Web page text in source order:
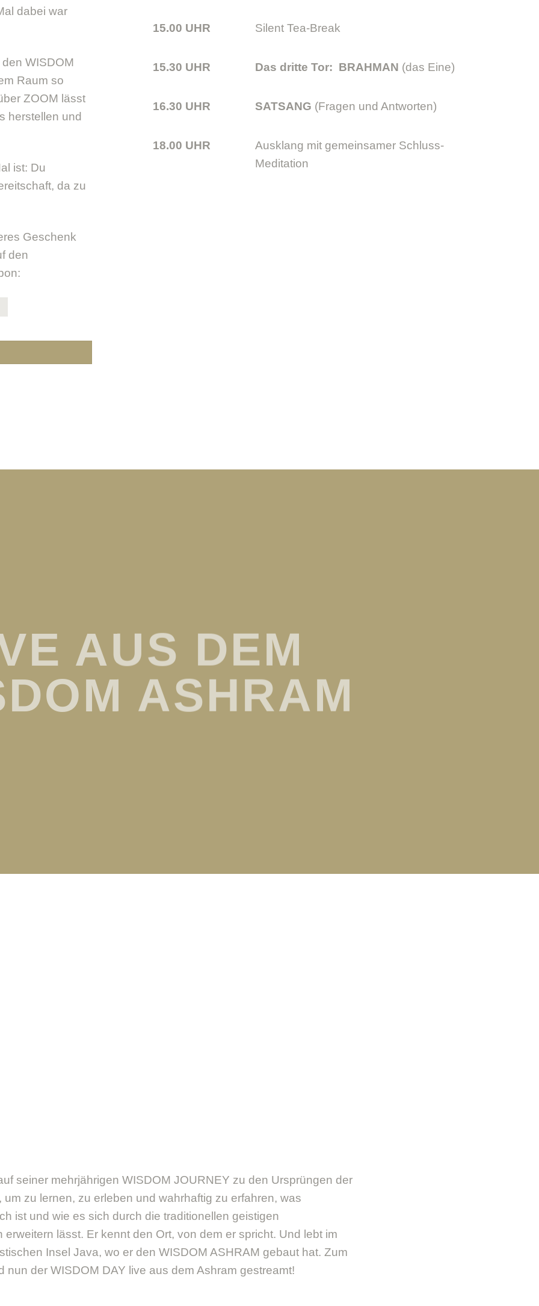
dabei war
WISDOM
Raum so
ZOOM lässt
herstellen und
ist: Du
da zu
Geschenk
den
15.00 UHR Silent Tea-Break
15.30 UHR Das dritte Tor: BRAHMAN (das Eine)
16.30 UHR SATSANG (Fragen und Antworten)
18.00 UHR
Ausklang mit gemeinsamer Schluss-
Meditation
AUS DEM
ASHRAM
seiner mehrjährigen WISDOM JOURNEY zu den Ursprüngen der
um zu lernen, zu erleben und wahrhaftig zu erfahren, was
ist und wie es sich durch die traditionellen geistigen
erweitern lässt. Er kennt den Ort, von dem er spricht. Und lebt im
Insel Java, wo er den WISDOM ASHRAM gebaut hat. Zum
nun der WISDOM DAY live aus dem Ashram gestreamt!